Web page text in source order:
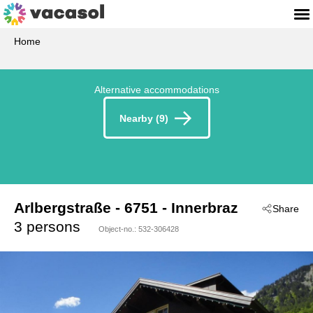
Home
Alternative accommodations
Nearby (9)
Share
Arlbergstraße - 6751 - Innerbraz
3 persons
Object-no.: 532-306428